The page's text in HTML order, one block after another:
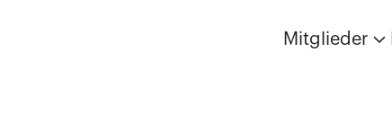
Mitglieder